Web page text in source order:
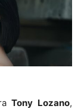
Tony Lozano,